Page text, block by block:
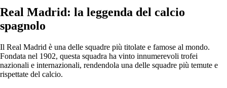
Real Madrid: la leggenda del calcio
spagnolo
Il Real Madrid è una delle squadre più titolate e famose al mondo.
Fondata nel 1902, questa squadra ha vinto innumerevoli trofei
nazionali e internazionali, rendendola una delle squadre più temute e
rispettate del calcio.